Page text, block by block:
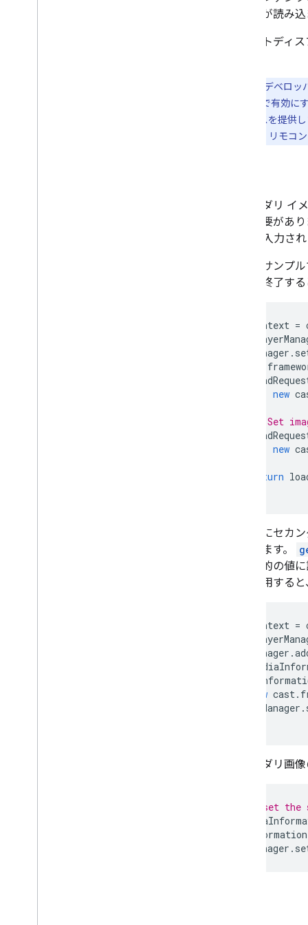
イテムが読み
スマートディ
Cast のデベロ
要素で有効に
クスペリエンスを提供
していません。リモコ
セカンダリ イ
する必要があ
URL が入力され
以下のサンプ
込みが終了す
context =
playerManager .
new
// Set
new
return
再生中にセカ
取得します。
ィを目的の値
ドを使用すると
context =
playerManager .
new cast.
playerManager .
セカンダリ画
// To unset the
mediaInformation
playerManager .